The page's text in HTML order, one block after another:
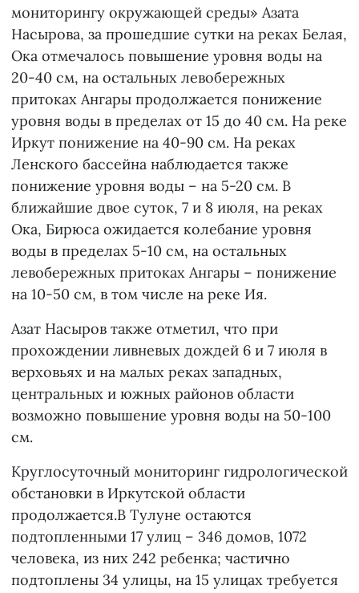
мониторингу окружающей среды» Азата
Насырова, за прошедшие сутки на реках Белая,
Ока отмечалось повышение уровня воды на
20-40 см, на остальных левобережных
притоках Ангары продолжается понижение
уровня воды в пределах от 15 до 40 см. На реке
Иркут понижение на 40-90 см. На реках
Ленского бассейна наблюдается также
понижение уровня воды – на 5-20 см. В
ближайшие двое суток, 7 и 8 июля, на реках
Ока, Бирюса ожидается колебание уровня
воды в пределах 5-10 см, на остальных
левобережных притоках Ангары – понижение
на 10-50 см, в том числе на реке Ия.
Азат Насыров также отметил, что при
прохождении ливневых дождей 6 и 7 июля в
верховьях и на малых реках западных,
центральных и южных районов области
возможно повышение уровня воды на 50-100
см.
Круглосуточный мониторинг гидрологической
обстановки в Иркутской области
продолжается.В Тулуне остаются
подтопленными 17 улиц – 346 домов, 1072
человека, из них 242 ребенка; частично
подтоплены 34 улицы, на 15 улицах требуется